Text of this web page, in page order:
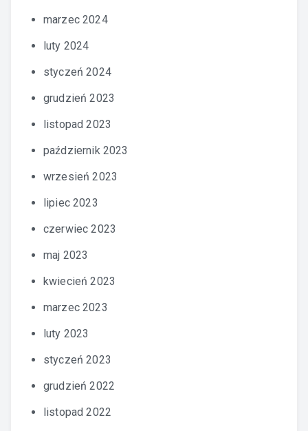
marzec 2024
luty 2024
styczeń 2024
grudzień 2023
listopad 2023
październik 2023
wrzesień 2023
lipiec 2023
czerwiec 2023
maj 2023
kwiecień 2023
marzec 2023
luty 2023
styczeń 2023
grudzień 2022
listopad 2022